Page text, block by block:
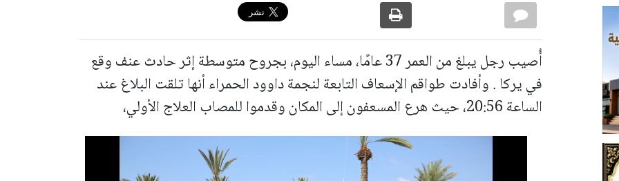
أُصيب رجل يبلغ من العمر 37 عامًا، مساء اليوم، بجروح متوسطة إثر حادث عنف وقع
في يركا . وأفادت طواقم الإسعاف التابعة لنجمة داوود الحمراء أنها تلقت البلاغ عند
الساعة 20:56، حيث هرع المسعفون إلى المكان وقدموا للمصاب العلاج الأولي،